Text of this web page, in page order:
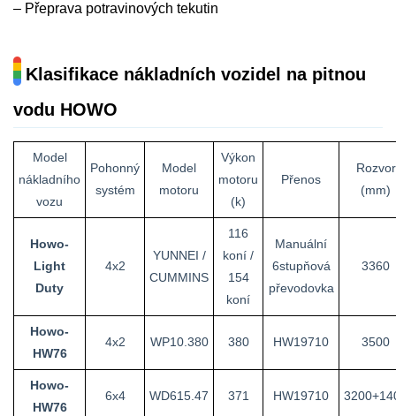
– Přeprava potravinových tekutin
Klasifikace nákladních vozidel na pitnou
vodu HOWO
Model
nákladního
vozu
Pohonný
systém
Model
motoru
Výkon
motoru
(k)
Přenos
Rozvor
(mm)
Howo-
Light
Duty
4x2
YUNNEI /
CUMMINS
116
koní /
154
koní
Manuální
6stupňová
převodovka
3360
Howo-
HW76
4x2 WP10.380 380 HW19710 3500
Howo-
HW76
6x4 WD615.47 371 HW19710